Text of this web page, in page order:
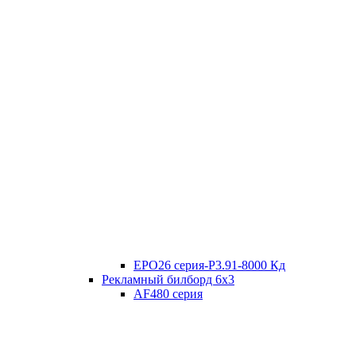
EPO26 серия-P3.91-8000 Кд
Рекламный билборд 6х3
AF480 серия